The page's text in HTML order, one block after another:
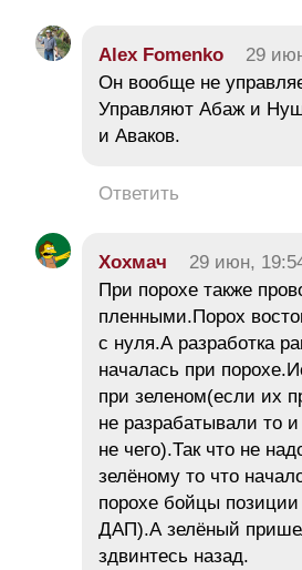
Alex Fomenko 29
Он вообще не
Управляют Абаж и
и Аваков.
Ответить
Хохмач 29 июн,
При порохе также
пленными.Порох
с нуля.А разработка
началась при
при зеленом(если их
не разрабатывали то
не чего).Так что не
зелёному то что
порохе бойцы
ДАП).А зелёный
здвинтесь назад.